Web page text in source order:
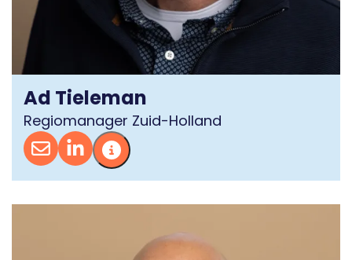
Ad Tieleman
Regiomanager Zuid-Holland